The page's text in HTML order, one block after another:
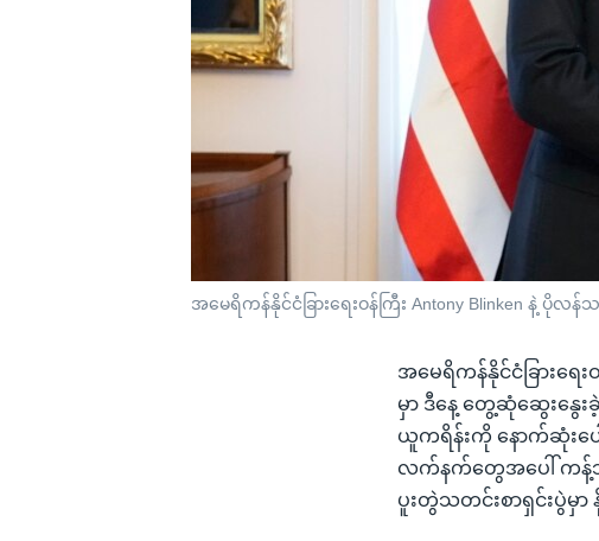
အမေရိကန်နိုင်ငံခြားရေးဝန်ကြီး Antony Blinken နဲ့
အမေရိကန်နိုင်ငံခြားရေး
မှာ ဒီနေ့ တွေ့ဆုံဆွေးနွေး
ယူကရိန်းကို နောက်ဆုံးပ
လက်နက်တွေအပေါ် ကန့်သ
ပူးတွဲသတင်းစာရှင်းပွဲမှာ နို